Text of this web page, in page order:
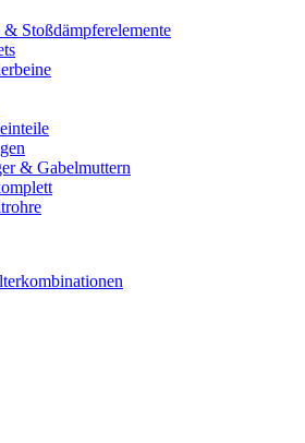
Stoßdämpferelemente
& Gabelmuttern